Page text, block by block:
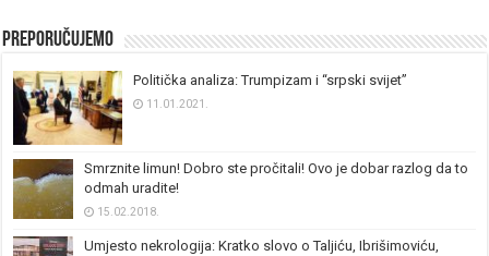
Preporučujemo
Politička analiza: Trumpizam i “srpski svijet”
11.01.2021.
Smrznite limun! Dobro ste pročitali! Ovo je dobar razlog da to
odmah uradite!
15.02.2018.
Umjesto nekrologija: Kratko slovo o Taljiću, Ibrišimoviću,